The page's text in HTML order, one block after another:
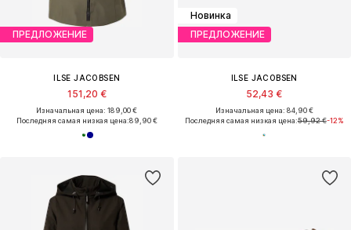
ПРЕДЛОЖЕНИЕ
ILSE JACOBSEN
151,20 €
Изначальная цена: 189,00 €
Последняя самая низкая цена:89,90 €
Новинка
ПРЕДЛОЖЕНИЕ
ILSE JACOBSEN
52,43 €
Изначальная цена: 84,90 €
Последняя самая низкая цена:59,92 €-12%